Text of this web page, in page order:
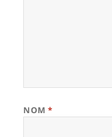
NOM*